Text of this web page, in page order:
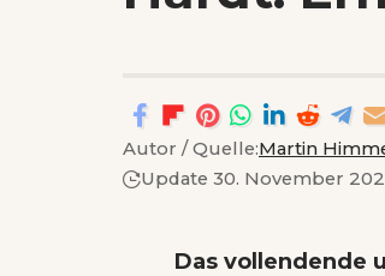
Autor / Quelle:Martin
Update 30. November
Das vollendende